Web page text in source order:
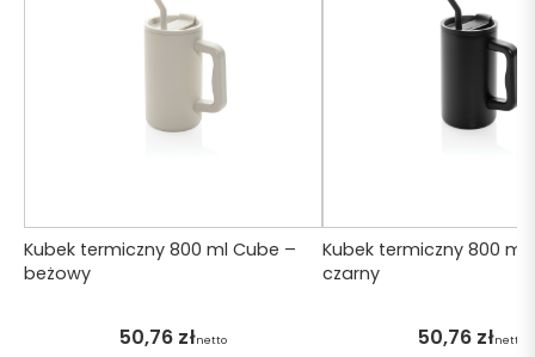
Kubek termiczny 800 ml Cube –
beżowy
50,76 złnetto
Kubek termiczny 800 ml
czarny
50,76 złnetto